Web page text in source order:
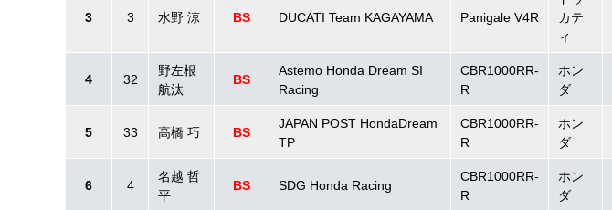
3 3 水野 涼 BS DUCATI Team KAGAYAMA Panigale V4R
カテ
ィ
4 32
野左根
航汰
BS
Astemo Honda Dream SI
Racing
CBR1000RR-
R
ホン
ダ
5 33 高橋 巧 BS
JAPAN POST HondaDream
TP
CBR1000RR-
R
ホン
ダ
6 4
名越 哲
平
BS SDG Honda Racing
CBR1000RR-
R
ホン
ダ